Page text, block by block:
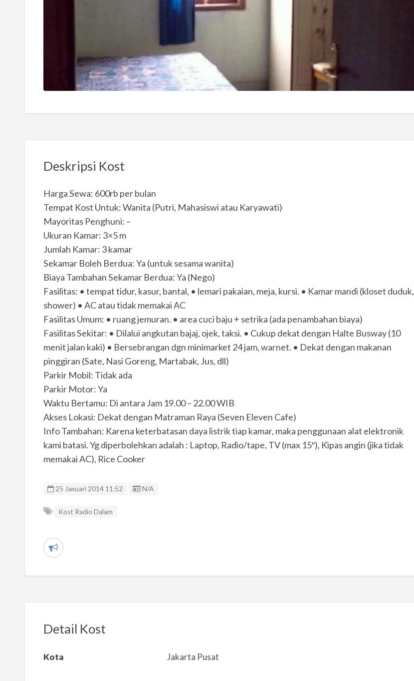
Deskripsi Kost
Harga Sewa: 600rb per bulan
Tempat Kost Untuk: Wanita (Putri, Mahasiswi atau Karyawati)
Mayoritas Penghuni: –
Ukuran Kamar: 3×5 m
Jumlah Kamar: 3 kamar
Sekamar Boleh Berdua: Ya (untuk sesama wanita)
Biaya Tambahan Sekamar Berdua: Ya (Nego)
Fasilitas: • tempat tidur, kasur, bantal, • lemari pakaian, meja, kursi. • Kamar mandi (kloset duduk,
shower) • AC atau tidak memakai AC
Fasilitas Umum: • ruang jemuran. • area cuci baju + setrika (ada penambahan biaya)
Fasilitas Sekitar: • Dilalui angkutan bajaj, ojek, taksi. • Cukup dekat dengan Halte Busway (10
menit jalan kaki) • Bersebrangan dgn minimarket 24 jam, warnet. • Dekat dengan makanan
pinggiran (Sate, Nasi Goreng, Martabak, Jus, dll)
Parkir Mobil: Tidak ada
Parkir Motor: Ya
Waktu Bertamu: Di antara Jam 19.00 – 22.00 WIB
Akses Lokasi: Dekat dengan Matraman Raya (Seven Eleven Cafe)
Info Tambahan: Karena keterbatasan daya listrik tiap kamar, maka penggunaan alat elektronik
kami batasi. Yg diperbolehkan adalah : Laptop, Radio/tape, TV (max 15″), Kipas angin (jika tidak
memakai AC), Rice Cooker
25 Januari 2014 11:52 Listing ID
N/A
Kost Radio Dalam
L
a
m
Detail Kost
Kota Jakarta Pusat